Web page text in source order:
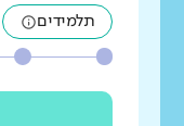
תלמידים